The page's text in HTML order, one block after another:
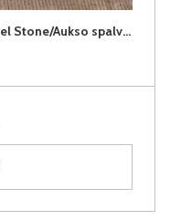
HOLBORN apvalus staliukas (Chanel Stone/Aukso spalvos kojos)